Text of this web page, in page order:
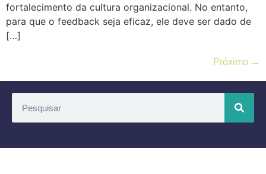
fortalecimento da cultura organizacional. No entanto,
para que o feedback seja eficaz, ele deve ser dado de
[…]
Próximo →